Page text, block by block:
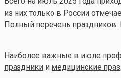
из них только в России
Полный перечень праздников:
Наиболее важные в июле
праздникии медицинские